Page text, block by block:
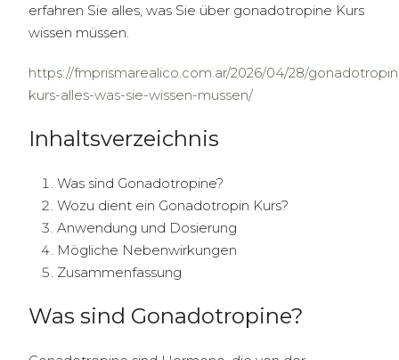
erfahren Sie alles, was Sie über gonadotropine Kurs
wissen müssen.
https://fmprismarealico.com.ar/2026/04/28/
kurs-alles-was-sie-wissen-mussen/
Inhaltsverzeichnis
Was sind Gonadotropine?
Wozu dient ein Gonadotropin Kurs?
Anwendung und Dosierung
Mögliche Nebenwirkungen
Zusammenfassung
Was sind Gonadotropine?